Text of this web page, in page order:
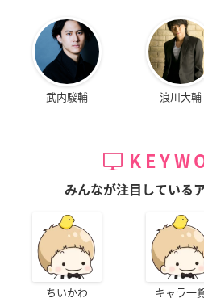
武内駿輔 浪川大輔
みんなが注目している
ちいかわ キャラ一